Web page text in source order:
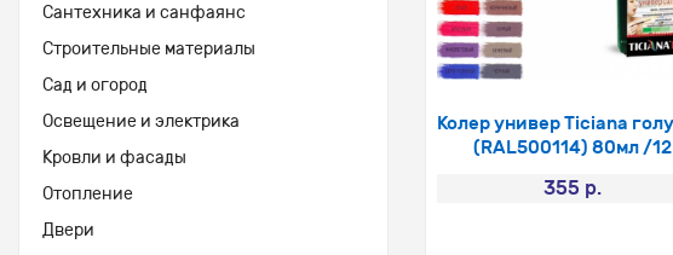
Сантехника и санфаянс
Строительные материалы
Сад и огород
Освещение и электрика
Кровли и фасады
Отопление
Двери
Колер универ Ticiana
(RAL500114) 80мл /12
355 р.